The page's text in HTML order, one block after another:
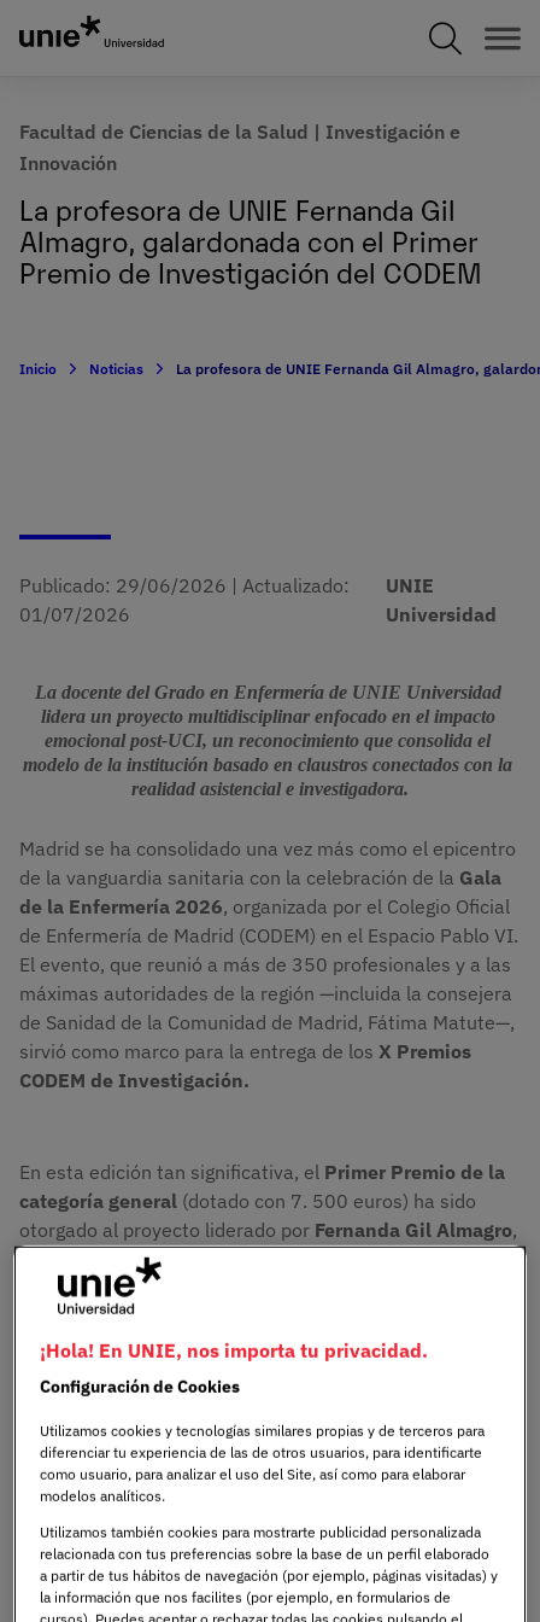
Facultad de Ciencias de la Salud | Investigación e
Innovación
La profesora de UNIE Fernanda Gil
Almagro, galardonada con el Primer
Premio de Investigación del CODEM
Inicio Noticias La profesora de UNIE Fernanda Gil Almagro,
Publicado: 29/06/2026 | Actualizado:
01/07/2026
UNIE
Universidad
La docente del Grado en Enfermería de UNIE Universidad
lidera un proyecto multidisciplinar enfocado en el impacto
emocional post-UCI, un reconocimiento que consolida el
modelo de la institución basado en claustros conectados con la
realidad asistencial e investigadora.
Madrid se ha consolidado una vez más como el epicentro
de la vanguardia sanitaria con la celebración de la Gala
de la Enfermería 2026, organizada por el Colegio Oficial
de Enfermería de Madrid (CODEM) en el Espacio Pablo VI.
El evento, que reunió a más de 350 profesionales y a las
máximas autoridades de la región —incluida la consejera
de Sanidad de la Comunidad de Madrid, Fátima Matute—,
sirvió como marco para la entrega de los X Premios
CODEM de Investigación.
En esta edición tan significativa, el Primer Premio de la
categoría general (dotado con 7. 500 euros) ha sido
otorgado al proyecto liderado por Fernanda Gil Almagro,
enfermera de la Unidad de Cuidados Intensivos (UCI) en
el Hospital Fundación Alcorcón, investigadora principal y
profesora del
Universidad.
El trabajo galardonado, titulado “Cuidar a quienes
cuidan: impacto emocional y valoración familiar del
apoyo post-UCI mediante un enfoque mixto”, aborda de
forma directa la humanización de los cuidados y la salud
mental de las familias tras el paso por situaciones
críticas, un área clave para la evolución del sistema
sanitario actual.
¡Hola! En UNIE, nos importa tu privacidad.
Configuración de Cookies
Utilizamos cookies y tecnologías similares propias y de terceros para
diferenciar tu experiencia de las de otros usuarios, para identificarte
como usuario, para analizar el uso del Site, así como para elaborar
modelos analíticos.
Utilizamos también cookies para mostrarte publicidad personalizada
relacionada con tus preferencias sobre la base de un perfil elaborado
a partir de tus hábitos de navegación (por ejemplo, páginas visitadas) y
la información que nos facilites (por ejemplo, en formularios de
cursos). Puedes aceptar o rechazar todas las cookies pulsando el